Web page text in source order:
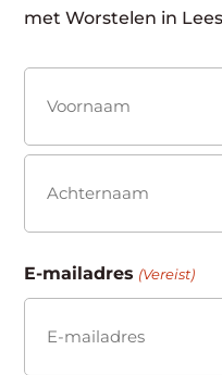
met Worstelen in
(Vereist)
Voornaam
E-mailadres (Vereist)